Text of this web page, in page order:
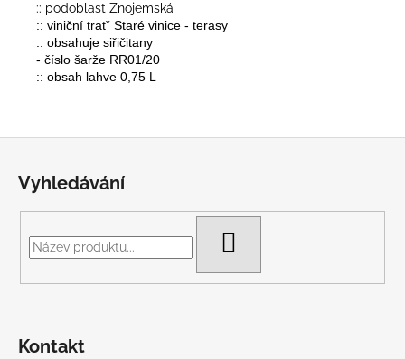
:: podoblast Znojemská
:: viniční tratˇ Staré vinice - terasy
:: obsahuje siřičitany
- číslo šarže RR01/20
:: obsah lahve 0,75 L
Vyhledávání
Kontakt